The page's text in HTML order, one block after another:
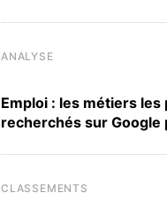
ANALYSE
Emploi : les métiers les
recherchés sur Google
CLASSEMENTS